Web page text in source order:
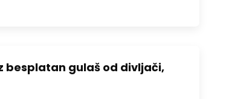
besplatan gulaš od divljači,